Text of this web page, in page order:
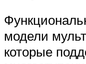
модели
которые